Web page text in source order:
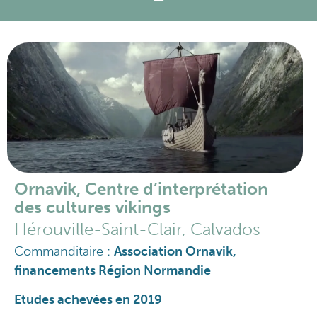
Ornavik, Centre d’interprétation
des cultures vikings
Hérouville-Saint-Clair, Calvados
Commanditaire : Association Ornavik,
financements Région Normandie
Etudes achevées en 2019